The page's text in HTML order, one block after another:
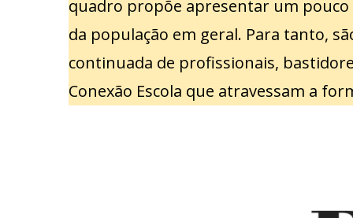
quadro propõe apresentar um pouco
da população em geral. Para tanto,
continuada de profissionais,
Conexão Escola que atravessam a